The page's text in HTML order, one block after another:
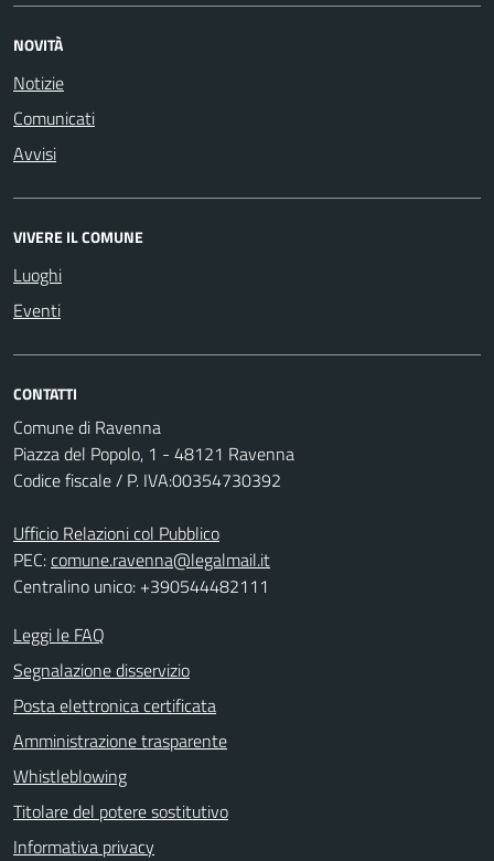
NOVITÀ
Notizie
Comunicati
Avvisi
VIVERE IL COMUNE
Luoghi
Eventi
CONTATTI
Comune di Ravenna
Piazza del Popolo, 1 - 48121 Ravenna
Codice fiscale / P. IVA:00354730392
Ufficio Relazioni col Pubblico
PEC:comune.ravenna@legalmail.it
Centralino unico: +390544482111
Leggi le FAQ
Segnalazione disservizio
Posta elettronica certificata
Amministrazione trasparente
Whistleblowing
Titolare del potere sostitutivo
Informativa privacy